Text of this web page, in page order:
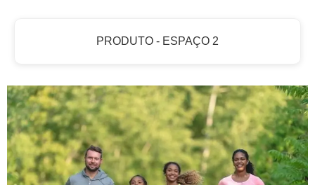
PRODUTO - ESPAÇO 2